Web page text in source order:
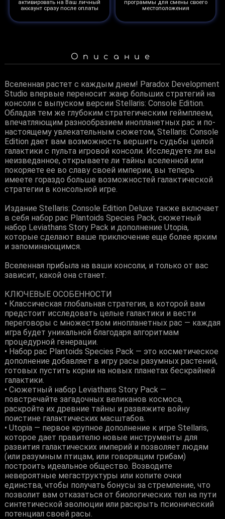
активировать на Ваш личный
аккаунт сразу после оплаты
программы для смены своего
местоположения
Описание
Вселенная растет с каждым днем! Paradox Development
Studio впервые переносит жанр больших стратегий на
консоли с выпуском версии Stellaris: Console Edition.
Обладая тем же глубоким стратегическим геймплеем,
впечатляющим разнообразием инопланетных рас и по-
настоящему увлекательным сюжетом, Stellaris: Console
Edition дает вам возможность вершить судьбы целой
галактики с пульта игровой консоли. Исследуете ли вы
неизведанное, открываете ли тайны вселенной или
покоряете ее во славу своей империи, вы теперь
имеете гораздо больше возможностей галактической
стратегии в консольной игре.
Издание Stellaris: Console Edition Deluxe также включает
в себя набор рас Plantoids Species Pack, сюжетный
набор Leviathans Story Pack и дополнение Utopia,
которые сделают ваше приключение еще более ярким
и запоминающимся.
Вселенная прибыла на ваши консоли, и только от вас
зависит, какой она станет.
КЛЮЧЕВЫЕ ОСОБЕННОСТИ
• Классическая глобальная стратегия, в которой вам
предстоит исследовать целые галактики и вести
переговоры с множеством инопланетных рас — каждая
игра будет уникальной благодаря алгоритмам
процедурной генерации.
• Набор рас Plantoids Species Pack — это косметическое
дополнение добавляет в игру расы разумных растений,
готовых пустить корни на новых планетах бескрайней
галактики.
• Сюжетный набор Leviathans Story Pack —
повстречайте загадочных великанов космоса,
раскройте их древние тайны и развяжите войну
поистине галактических масштабов.
• Utopia — первое крупное дополнение к игре Stellaris,
которое дает правителю новые инструменты для
развития галактических империй и позволяет людям
(или разумным птицам, или говорящим грибам)
построить идеальное общество. Возводите
невероятные мегаструктуры или копите очки
единства, чтобы получать бонусы за стремление, что
позволит вам отказаться от биологических тел на пути
синтетической эволюции или раскрыть псионический
потенциал своей расы.